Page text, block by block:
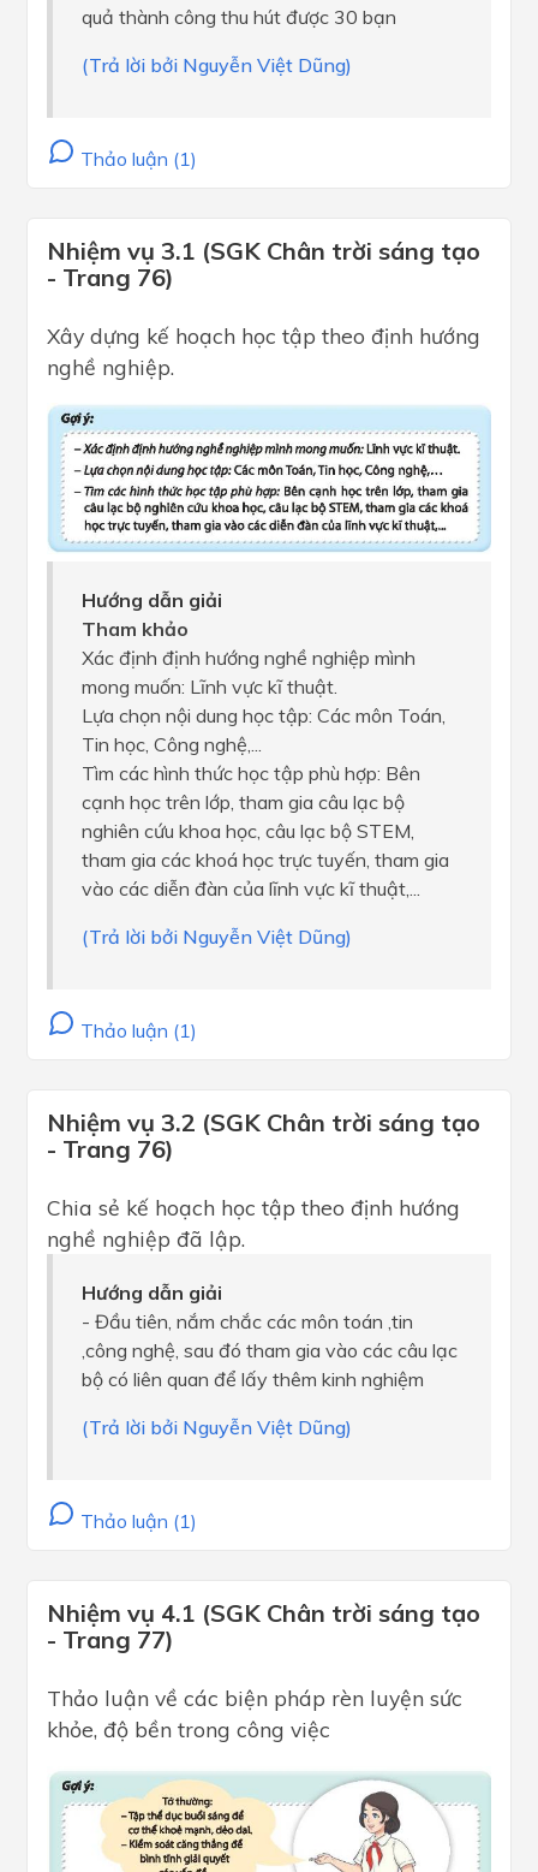
quả thành công thu hút được 30 bạn
(Trả lời bởi Nguyễn Việt Dũng)
Thảo luận (1)
Nhiệm vụ 3.1 (SGK Chân trời sáng tạo
- Trang 76)
Xây dựng kế hoạch học tập theo định hướng
nghề nghiệp.
Hướng dẫn giải
Tham khảo
Xác định định hướng nghề nghiệp mình
mong muốn: Lĩnh vực kĩ thuật.
Lựa chọn nội dung học tập: Các môn Toán,
Tin học, Công nghệ,...
Tìm các hình thức học tập phù hợp: Bên
cạnh học trên lớp, tham gia câu lạc bộ
nghiên cứu khoa học, câu lạc bộ STEM,
tham gia các khoá học trực tuyến, tham gia
vào các diễn đàn của lĩnh vực kĩ thuật,...
(Trả lời bởi Nguyễn Việt Dũng)
Thảo luận (1)
Nhiệm vụ 3.2 (SGK Chân trời sáng tạo
- Trang 76)
Chia sẻ kế hoạch học tập theo định hướng
nghề nghiệp đã lập.
Hướng dẫn giải
- Đầu tiên, nắm chắc các môn toán ,tin
,công nghệ, sau đó tham gia vào các câu lạc
bộ có liên quan để lấy thêm kinh nghiệm
(Trả lời bởi Nguyễn Việt Dũng)
Thảo luận (1)
Nhiệm vụ 4.1 (SGK Chân trời sáng tạo
- Trang 77)
Thảo luận về các biện pháp rèn luyện sức
khỏe, độ bền trong công việc